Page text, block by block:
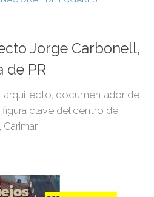
Jorge Carbonell,
de PR
arquitecto, documentador de
figura clave del centro de
Carimar